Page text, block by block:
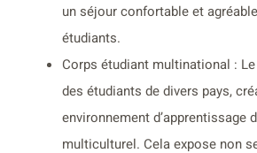
un séjour confortable et
étudiants.
Corps étudiant multinational :
des étudiants de divers pays,
environnement d’apprentissage
multiculturel. Cela expose non